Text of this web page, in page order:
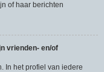
of haar berichten
vrienden- en/of
In het profiel van iedere